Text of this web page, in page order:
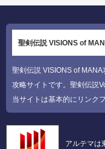
聖剣伝説 VISIONS of
聖剣伝説 VISIONS of
攻略サイトです。聖剣伝説
当サイトは基本的にリンク
アルテマは